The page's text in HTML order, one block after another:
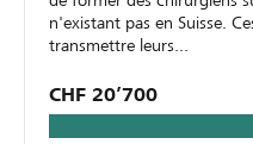
n'existant pas en Suisse.
transmettre leurs...
CHF 20’700